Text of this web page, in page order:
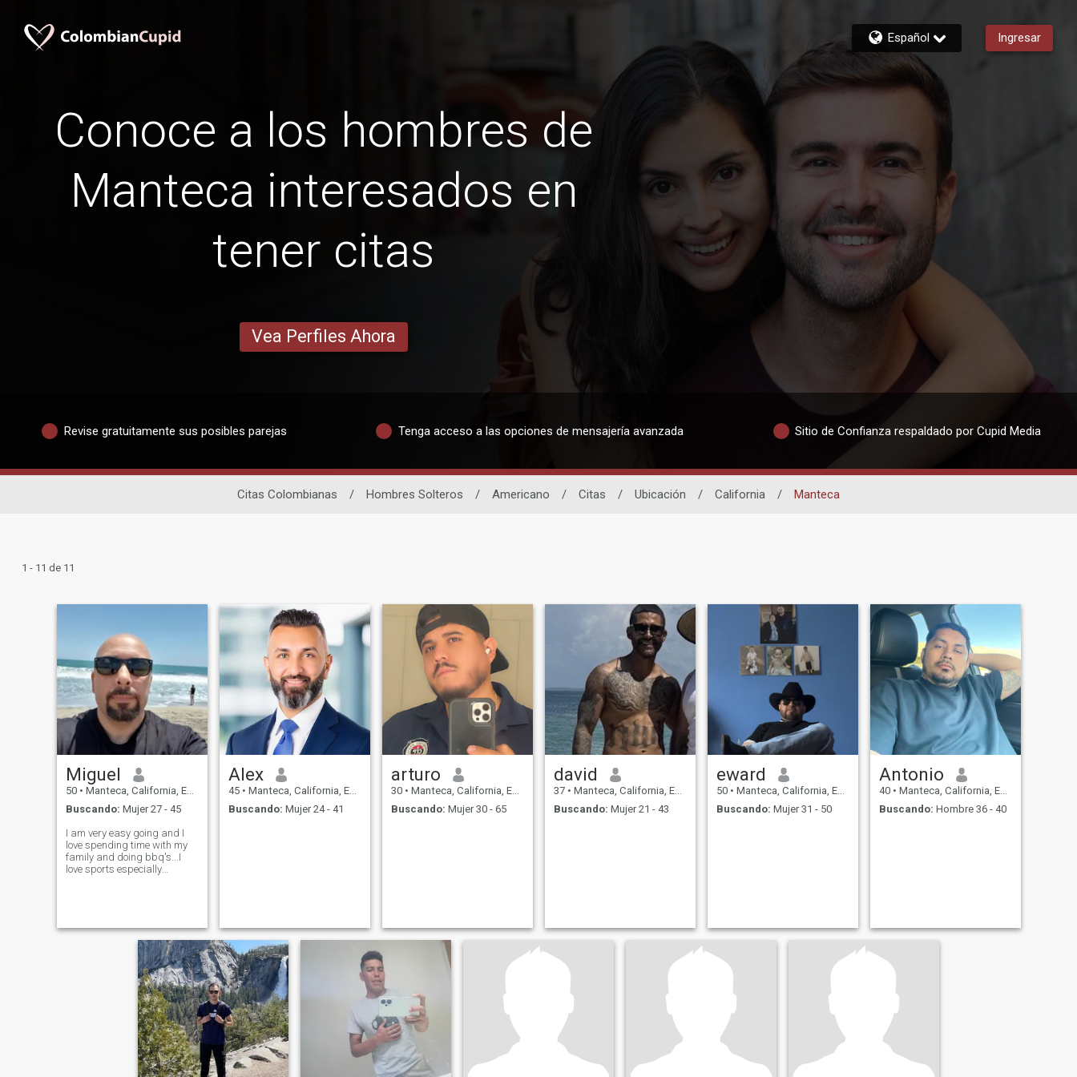
Español Ingresar
Conoce a los hombres de
Manteca interesados ​​en
tener citas
Vea Perfiles Ahora
Revise gratuitamente sus posibles parejas Tenga acceso a las opciones de mensajería avanzada Sitio de Confianza respaldado por Cupid Media
Citas Colombianas / Hombres Solteros / Americano / Citas / Ubicación / California / Manteca
1 - 11 de 11
Miguel
50 • Manteca, California, Estados Unidos
Buscando: Mujer 27 - 45
I am very easy going and I
love spending time with my
family and doing bbq's...I
love sports especially
Alex
45 • Manteca, California, Estados Unidos
Buscando: Mujer 24 - 41
arturo
30 • Manteca, California, Estados Unidos
Buscando: Mujer 30 - 65
david
37 • Manteca, California, Estados Unidos
Buscando: Mujer 21 - 43
eward
50 • Manteca, California, Estados Unidos
Buscando: Mujer 31 - 50
Antonio
40 • Manteca, California, Estados Unidos
Buscando: Hombre 36 - 40